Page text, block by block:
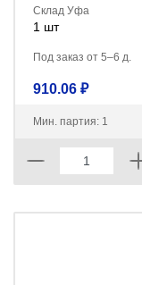
Склад Уфа
1 шт
Под заказ от 5–6 д.
910.06 ₽
Мин. партия: 1